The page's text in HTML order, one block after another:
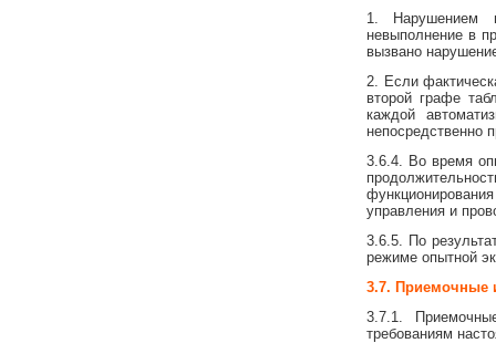
1. Нарушением
невыполнение в
вызвано
2. Если
второй графе
каждой
непосредственно
3.6.4. Во время
управления и
3.6.5. По
режиме опытной
3.7. Приемочные
3.7.1.
требованиям